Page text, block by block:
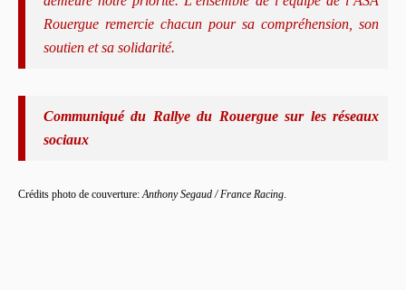
Rouergue remercie chacun pour sa compréhension, son
soutien et sa solidarité.
Communiqué du Rallye du Rouergue sur les réseaux
sociaux
Crédits photo de couverture:Anthony Segaud / France Racing.